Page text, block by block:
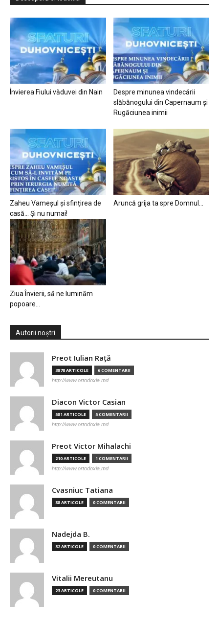
Învierea Fiului văduvei din Nain
Despre minunea vindecării
slăbănogului din Capernaum și
Rugăciunea inimii
Zaheu Vameșul și sfințirea de
casă… Și nu numai!
Aruncă grija ta spre Domnul…
Ziua Învierii, să ne luminăm
popoare…
Autorii noștri
Preot Iulian Raţă
3878 ARTICOLE 6 COMENTARII
http://www.ortodoxia.md
Diacon Victor Casian
581 ARTICOLE 5 COMENTARII
http://www.ortodoxia.md
Preot Victor Mihalachi
210 ARTICOLE 1 COMENTARII
http://www.ortodoxia.md
Cvasniuc Tatiana
88 ARTICOLE 0 COMENTARII
Nadejda B.
32 ARTICOLE 0 COMENTARII
Vitalii Mereutanu
23 ARTICOLE 0 COMENTARII